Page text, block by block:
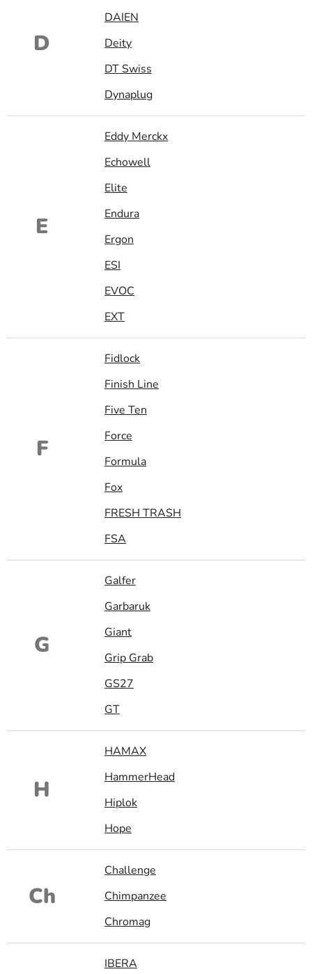
D
DAIEN
Deity
DT Swiss
Dynaplug
E
Eddy Merckx
Echowell
Elite
Endura
Ergon
ESI
EVOC
EXT
F
Fidlock
Finish Line
Five Ten
Force
Formula
Fox
FRESH TRASH
FSA
G
Galfer
Garbaruk
Giant
Grip Grab
GS27
GT
H
HAMAX
HammerHead
Hiplok
Hope
Ch
Challenge
Chimpanzee
Chromag
IBERA